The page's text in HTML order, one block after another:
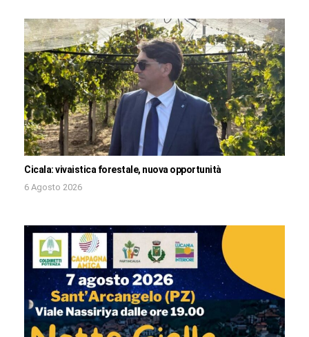
Cicala: vivaistica forestale, nuova opportunità
6 Agosto 2026